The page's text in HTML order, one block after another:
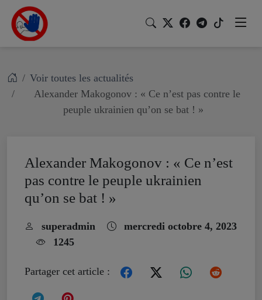
Voir toutes les actualités
Alexander Makogonov : « Ce n’est pas contre le
peuple ukrainien qu’on se bat ! »
Alexander Makogonov : « Ce n’est
pas contre le peuple ukrainien
qu’on se bat ! »
superadmin
mercredi octobre 4, 2023
1245
Partager cet article :